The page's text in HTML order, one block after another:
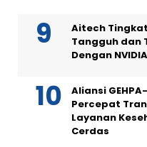
Aitech
Tangguh dan
Dengan
Aliansi
Percepat
Layanan
Cerdas